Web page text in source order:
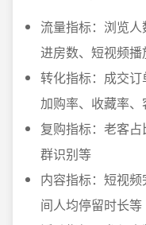
流量指标：浏览
进房数、短视频
转化指标：成交订
加购率、收藏率
复购指标：老客
群识别等
内容指标：短视
间人均停留时长等